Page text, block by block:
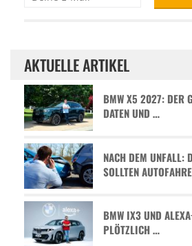
AKTUELLE ARTIKEL
BMW X5 2027: DER
ATEN UND …
NACH DEM UNFALL:
SOLLTEN
BMW IX3 UND
PLÖTZLICH …